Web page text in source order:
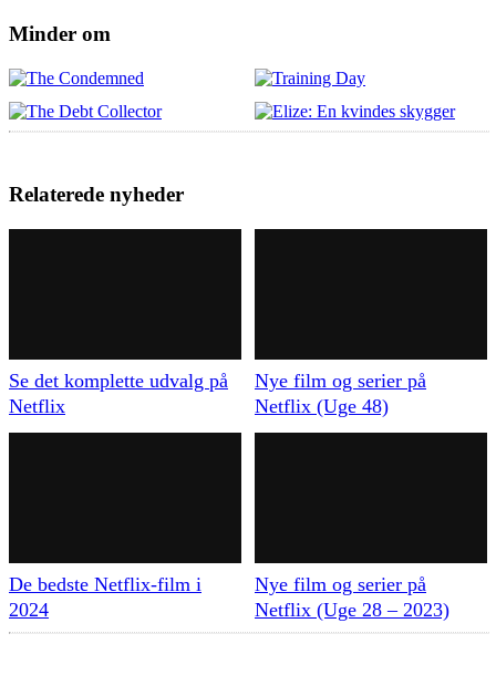
Minder om
Relaterede nyheder
Se det komplette udvalg på
Netflix
Nye film og serier på
Netflix (Uge 48)
De bedste Netflix-film i
2024
Nye film og serier på
Netflix (Uge 28 – 2023)